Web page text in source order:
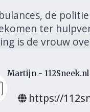
de
ter
is de vrouw
Martijn - 112Sneek.nl
https://